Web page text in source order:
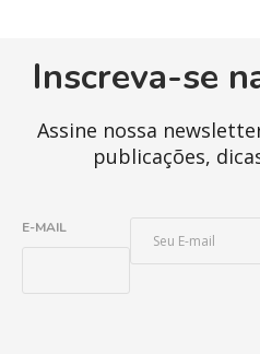
Inscreva-se
Assine nossa
publicações,
E-MAIL